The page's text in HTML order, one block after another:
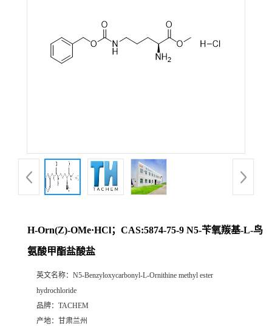
H-Orn(Z)-OMe·HCl；CAS:5874-75-9 N5-苄氧羰基-L-鸟
氨酸甲酯盐酸盐
英文名称： N5-Benzyloxycarbonyl-L-Ornithine methyl ester
hydrochloride
品牌： TACHEM
产地： 甘肃兰州